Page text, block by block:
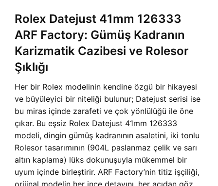
Rolex Datejust 41mm 126333
ARF Factory: Gümüş Kadranın
Karizmatik Cazibesi ve Rolesor
Şıklığı
Her bir Rolex modelinin kendine özgü bir hikayesi
ve büyüleyici bir niteliği bulunur; Datejust serisi ise
bu miras içinde zarafeti ve çok yönlülüğü ile öne
çıkar. Bu eşsiz Rolex Datejust 41mm 126333
modeli, dingin gümüş kadranının asaletini, iki tonlu
Rolesor tasarımının (904L paslanmaz çelik ve sarı
altın kaplama) lüks dokunuşuyla mükemmel bir
uyum içinde birleştirir. ARF Factory’nin titiz işçiliği,
orijinal modelin her ince detayını, her açıdan göz